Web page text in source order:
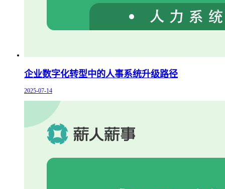
企业数字化转型中的人事系统升级路径
2025-07-14